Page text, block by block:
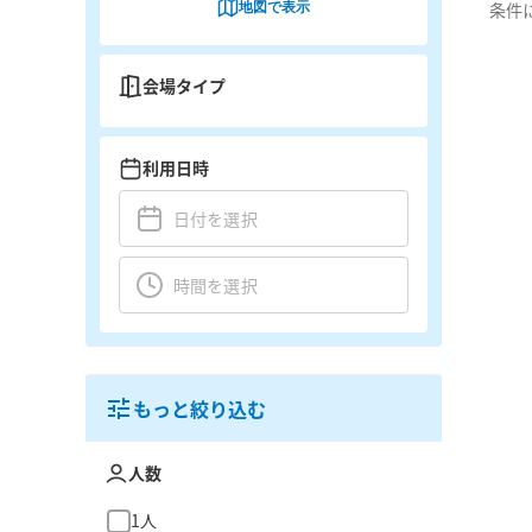
条件
地図で表示
会場タイプ
利用日時
もっと絞り込む
人数
1人